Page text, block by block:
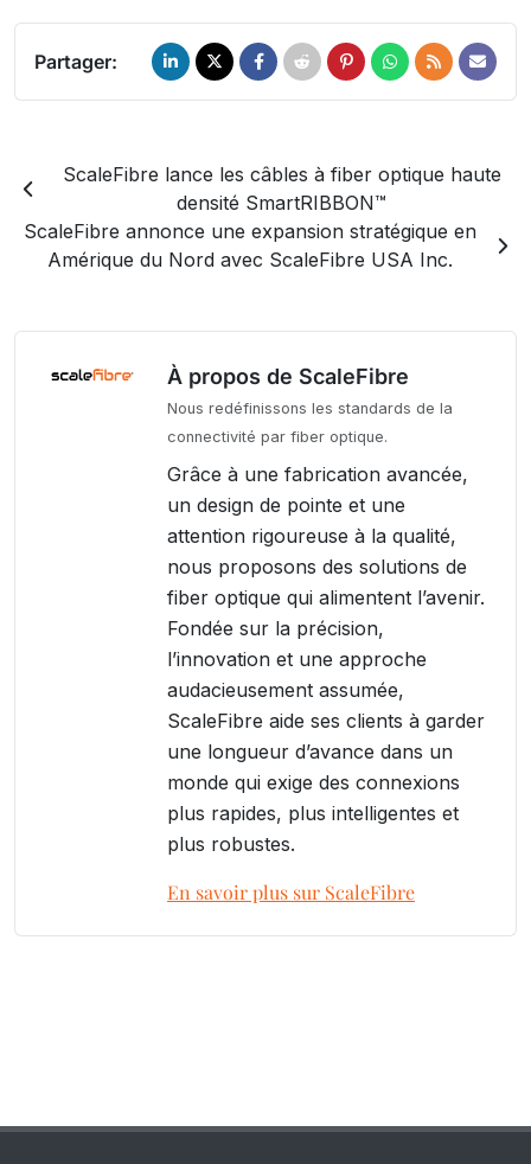
Partager:
ScaleFibre lance les câbles à fiber optique haute
densité SmartRIBBON™
ScaleFibre annonce une expansion stratégique en
Amérique du Nord avec ScaleFibre USA Inc.
À propos de ScaleFibre
Nous redéfinissons les standards de la
connectivité par fiber optique.
Grâce à une fabrication avancée,
un design de pointe et une
attention rigoureuse à la qualité,
nous proposons des solutions de
fiber optique qui alimentent l’avenir.
Fondée sur la précision,
l’innovation et une approche
audacieusement assumée,
ScaleFibre aide ses clients à garder
une longueur d’avance dans un
monde qui exige des connexions
plus rapides, plus intelligentes et
plus robustes.
En savoir plus sur ScaleFibre